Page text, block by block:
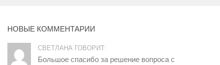
НОВЫЕ КОММЕНТАРИИ
СВЕТЛАНА ГОВОРИТ:
Большое спасибо за решение вопроса с